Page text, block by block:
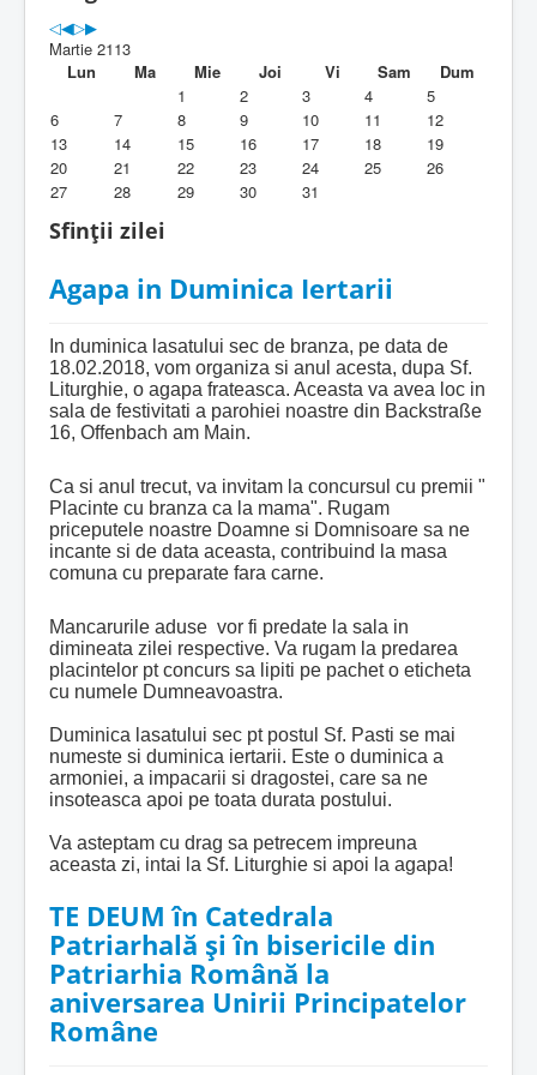
Duhovnicesti
Servicii religioase
Alte legaturi
Biblioteca Parohiei
Foaia Parohiei
Activitati copii si tineri
Contact
Martie 2113
Lun
Ma Mie Joi Vi Sam
Dum
1
2 3 4
5
6
7 8 9 10 11
12
13
14 15 16 17 18
19
20
21 22 23 24 25
26
27
28 29 30 31
Sfinții zilei
Agapa in Duminica Iertarii
In duminica lasatului sec de branza, pe data de
18.02.2018, vom organiza si anul acesta, dupa Sf.
Liturghie, o agapa frateasca. Aceasta va avea loc in
sala de festivitati a parohiei noastre din Backstraße
16, Offenbach am Main.
Ca si anul trecut, va invitam la concursul cu premii "
Placinte cu branza ca la mama". Rugam
priceputele noastre Doamne si Domnisoare sa ne
incante si de data aceasta, contribuind la masa
comuna cu preparate fara carne.
Mancarurile aduse vor fi predate la sala in
dimineata zilei respective. Va rugam la predarea
placintelor pt concurs sa lipiti pe pachet o eticheta
cu numele Dumneavoastra.
Duminica lasatului sec pt postul Sf. Pasti se mai
numeste si duminica iertarii. Este o duminica a
armoniei, a impacarii si dragostei, care sa ne
insoteasca apoi pe toata durata postului.
Va asteptam cu drag sa petrecem impreuna
aceasta zi, intai la Sf. Liturghie si apoi la agapa!
TE DEUM în Catedrala
Patriarhală şi în bisericile din
Patriarhia Română la
aniversarea Unirii Principatelor
Române